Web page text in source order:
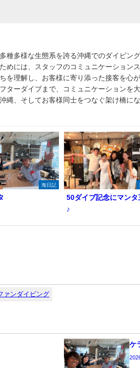
種多様な生態系を誇る沖縄でのダイビン
めには、スタッフのコミュニケーション
を理解し、お客様に寄り添った接客を心が
ターダイブまで、コミュニケーションを
縄、そしてお客様同士をつなぐ架け橋に
海日記
50ダイブ記念にマンタ
♪
ァンダイビング
ケ